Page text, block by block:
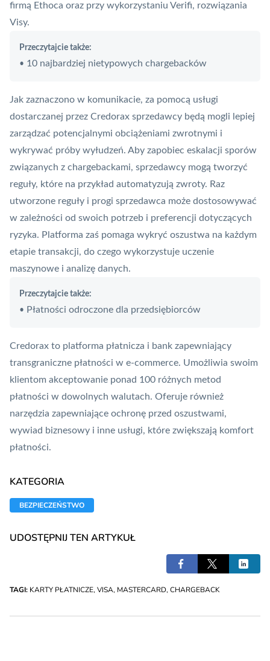
firmą Ethoca oraz przy wykorzystaniu Verifi, rozwiązania
Visy.
Przeczytajcie także:
• 10 najbardziej nietypowych chargebacków
Jak zaznaczono w komunikacie, za pomocą usługi
dostarczanej przez Credorax sprzedawcy będą mogli lepiej
zarządzać potencjalnymi obciążeniami zwrotnymi i
wykrywać próby wyłudzeń. Aby zapobiec eskalacji sporów
związanych z chargebackami, sprzedawcy mogą tworzyć
reguły, które na przykład automatyzują zwroty. Raz
utworzone reguły i progi sprzedawca może dostosowywać
w zależności od swoich potrzeb i preferencji dotyczących
ryzyka. Platforma zaś pomaga wykryć oszustwa na każdym
etapie transakcji, do czego wykorzystuje uczenie
maszynowe i analizę danych.
Przeczytajcie także:
• Płatności odroczone dla przedsiębiorców
Credorax to platforma płatnicza i bank zapewniający
transgraniczne płatności w e-commerce. Umożliwia swoim
klientom akceptowanie ponad 100 różnych metod
płatności w dowolnych walutach. Oferuje również
narzędzia zapewniające ochronę przed oszustwami,
wywiad biznesowy i inne usługi, które zwiększają komfort
płatności.
KATEGORIA
BEZPIECZEŃSTWO
UDOSTĘPNIJ TEN ARTYKUŁ
TAGI: KARTY PŁATNICZE, VISA, MASTERCARD, CHARGEBACK